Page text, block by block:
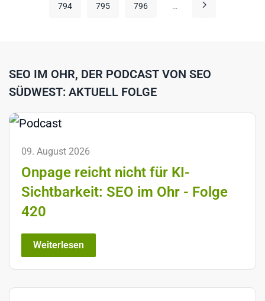
794 795 796 …
SEO IM OHR, DER PODCAST VON SEO
SÜDWEST: AKTUELL FOLGE
09. August 2026
Onpage reicht nicht für KI-
Sichtbarkeit: SEO im Ohr - Folge
420
Weiterlesen